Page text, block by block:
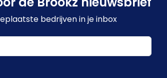
bedrijven in je inbox